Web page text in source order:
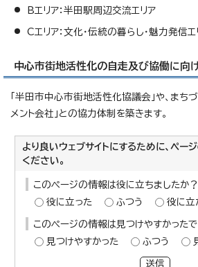
Bエリア：半田駅周辺交流エリア
Cエリア：文化・伝統の暮らし・魅力発信エ
中心市街地活性化の自走及び協働に向
「半田市中心市街地活性化協議会」や、まちづ
メント会社」との協力体制を築きます。
より良いウェブサイトにするために、ペー
ください。
このページの情報は役に立ちましたか？
役に立った
ふつう 役に立
このページの情報は見つけやすかったで
見つけやすかった
ふつう
送信